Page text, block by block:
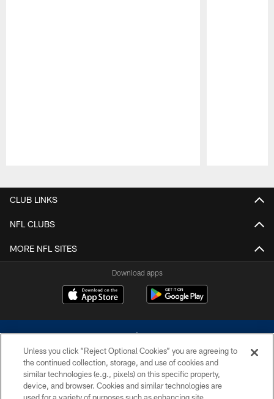
CLUB LINKS
NFL CLUBS
MORE NFL SITES
Download apps
©2026 Dallas Cowboys. All rights reserved. Do not duplicate in any form
without permission of the Dallas Cowboys. The Dallas Cowboys
Unless you click “Reject Optional Cookies” you are agreeing to
the continued collection, storage, and use of cookies and
similar technologies (e.g., pixels) on this specific property,
device, and browser. Cookies and similar technologies are